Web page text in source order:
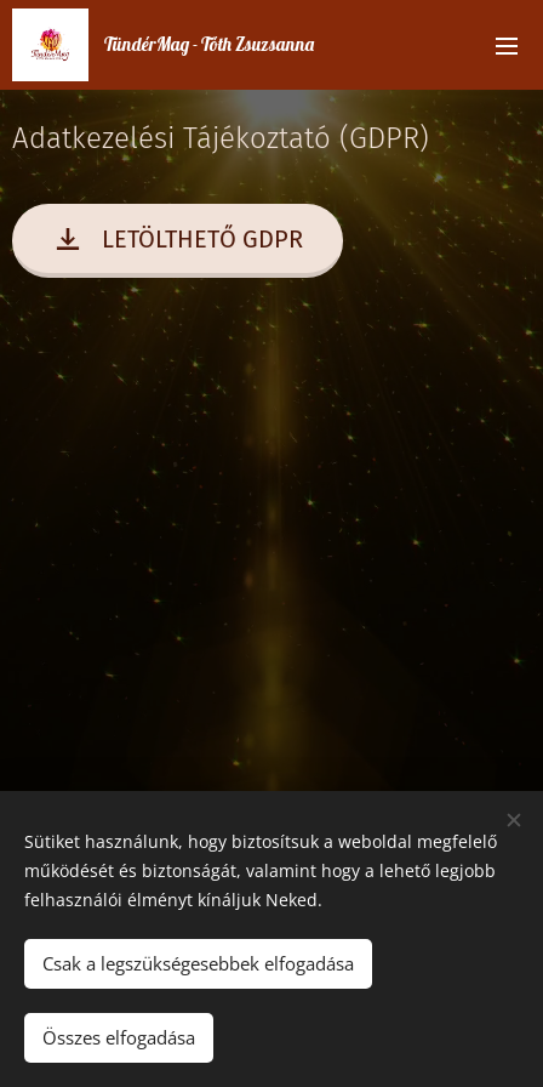
TündérMag - Tóth Zsuzsanna
Adatkezelési Tájékoztató (GDPR)
LETÖLTHETŐ GDPR
© TündérMag - Tóth Zsuzsanna
Az oldalt a
Sütiket használunk, hogy biztosítsuk a weboldal megfelelő
működését és biztonságát, valamint hogy a lehető legjobb
felhasználói élményt kínáljuk Neked.
Csak a legszükségesebbek elfogadása
Összes elfogadása